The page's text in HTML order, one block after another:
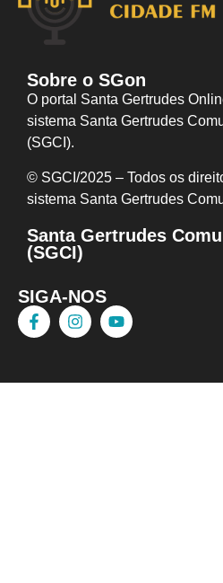
Sobre o SGon
O portal Santa Gertrudes
sistema Santa Gertrudes
(SGCI).
© SGCI/2025 – Todos os
sistema Santa Gertrudes
Santa Gertrudes
(SGCI)
SIGA-NOS